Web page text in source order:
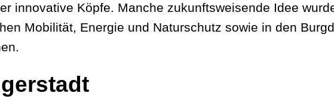
innovative Köpfe. Manche zukunftsweisende Idee
Mobilität, Energie und Naturschutz sowie in den